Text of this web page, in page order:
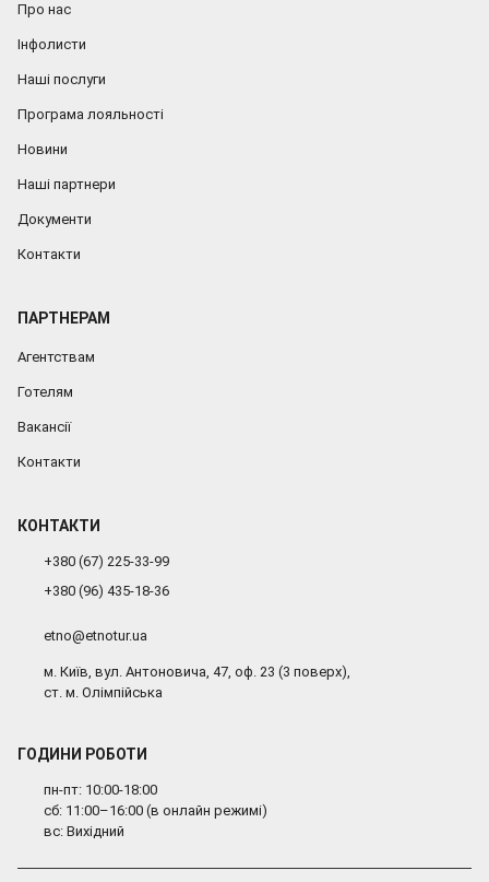
Про нас
Інфолисти
Наші послуги
Програма лояльності
Новини
Наші партнери
Документи
Контакти
ПАРТНЕРАМ
Агентствам
Готелям
Вакансії
Контакти
КОНТАКТИ
+380 (67) 225-33-99
+380 (96) 435-18-36
etno@etnotur.ua
м. Київ, вул. Антоновича, 47, оф. 23 (3 поверх),
ст. м. Олімпійська
ГОДИНИ РОБОТИ
пн-пт: 10:00-18:00
сб: 11:00–16:00 (в онлайн режимі)
вс: Вихідний